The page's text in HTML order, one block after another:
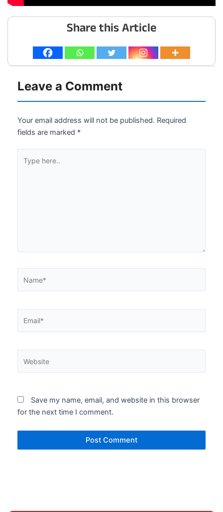
Share this Article
Leave a Comment
Your email address will not be published. Required
fields are marked *
here..
Save my name, email, and website in this browser
for the next time I comment.